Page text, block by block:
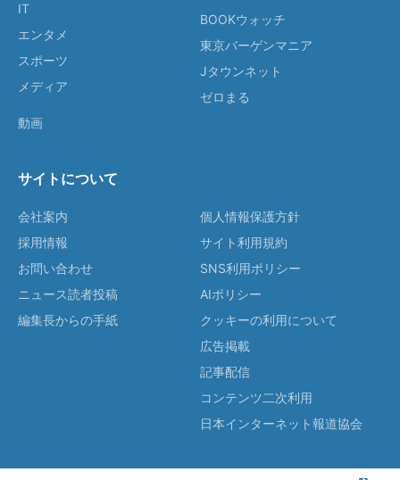
IT
エンタメ
スポーツ
メディア
動画
BOOKウォッチ
東京バーゲンマニア
Jタウンネット
ゼロまる
サイトについて
会社案内
採用情報
お問い合わせ
ニュース読者投稿
編集長からの手紙
個人情報保護方針
サイト利用規約
SNS利用ポリシー
AIポリシー
クッキーの利用について
広告掲載
記事配信
コンテンツ二次利用
日本インターネット報道協会